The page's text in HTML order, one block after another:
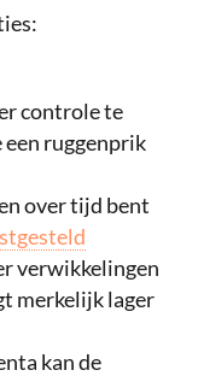
controle te
een ruggenprik
over tijd bent
verwikkelingen
merkelijk lager
kan de